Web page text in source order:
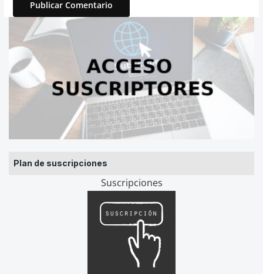
Plan de suscripciones
Suscripciones